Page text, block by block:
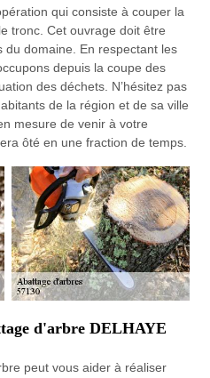
qui consiste à couper la
tronc. Cet ouvrage doit être
domaine. En respectant les
depuis la coupe des
des déchets. N’hésitez pas
de la région et de sa ville
mesure de venir à votre
ôté en une fraction de temps.
d'arbre DELHAYE
peut vous aider à réaliser